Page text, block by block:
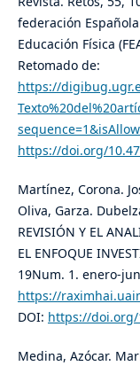
federación
Educación Física
Retomado de:
https://
https://doi.org/
Martínez, Corona.
Oliva, Garza.
REVISIÓN Y EL
EL ENFOQUE
19Num. 1. enero-
https://
DOI: https://doi.org/
Medina, Azócar.